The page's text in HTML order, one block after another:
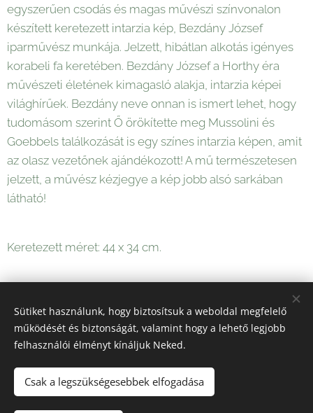
egyszerűen csodás és magas művészi színvonalon
készített keretezett intarzia kép, Bezdány József
iparművész munkája. Jelzett, hibátlan alkotás igényes
korabeli fa keretében. Bezdány József a Horthy éra
művészeti életének kimagasló alakja, intarzia képei
világhírűek. Bezdány neve onnan is ismert lehet, hogy
tudomásom szerint Ő örökítette meg Mussolini és
Goebbels találkozását is egy színes intarzia képen, amit
az olasz vezetőnek ajándékozott! A mű természetesen
jelzett, a művész kézjegye a kép jobb alsó sarkában
látható!
Keretezett méret: 44 x 34 cm.
Sütiket használunk, hogy biztosítsuk a weboldal megfelelő
működését és biztonságát, valamint hogy a lehető legjobb
felhasználói élményt kínáljuk Neked.
Csak a legszükségesebbek elfogadása